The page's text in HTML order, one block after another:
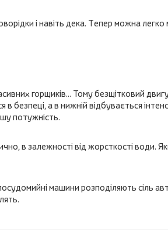
і навіть дека. Тепер можна
горщиків... Тому безщітковий
безпеці, а в нижній відбувається
потужність.
в залежності від жорсткості води.
машини розподіляють сіль